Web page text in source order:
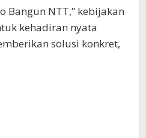
Bangun NTT,” kebijakan
kehadiran nyata
solusi konkret,